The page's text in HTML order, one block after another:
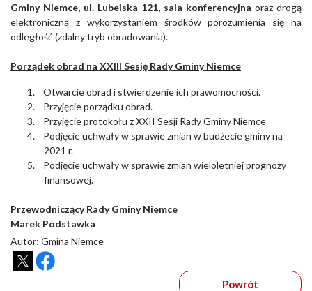
Gminy Niemce, ul. Lubelska 121, sala konferencyjna oraz drogą
elektroniczną z wykorzystaniem środków porozumienia się na
odległość (zdalny tryb obradowania).
Porządek obrad na XXIII Sesję Rady Gminy Niemce
1.
Otwarcie obrad i stwierdzenie ich prawomocności.
2.
Przyjęcie porządku obrad.
3.
Przyjęcie protokołu z XXII Sesji Rady Gminy Niemce
4.
Podjęcie uchwały w sprawie zmian w budżecie gminy na
2021 r.
5.
Podjęcie uchwały w sprawie zmian wieloletniej prognozy
finansowej.
Przewodniczący Rady Gminy Niemce
Marek Podstawka
Autor: Gmina Niemce
Powrót